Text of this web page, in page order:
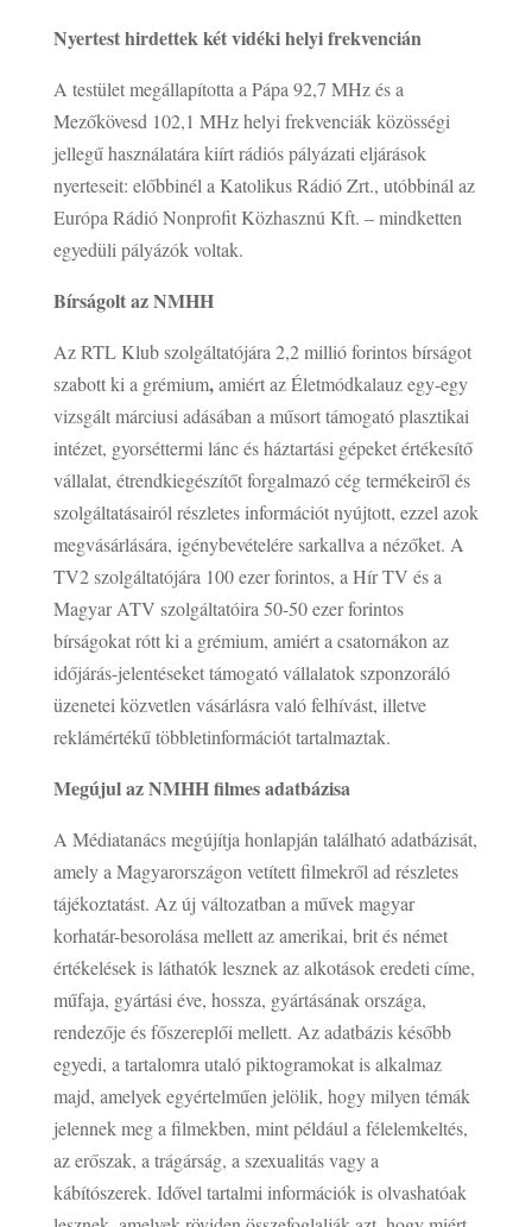
Nyertest hirdettek két vidéki helyi frekvencián
A testület megállapította a Pápa 92,7 MHz és a
Mezőkövesd 102,1 MHz helyi frekvenciák közösségi
jellegű használatára kiírt rádiós pályázati eljárások
nyerteseit: előbbinél a Katolikus Rádió Zrt., utóbbinál az
Európa Rádió Nonprofit Közhasznú Kft. – mindketten
egyedüli pályázók voltak.
Bírságolt az NMHH
Az RTL Klub szolgáltatójára 2,2 millió forintos bírságot
szabott ki a grémium,amiért az Életmódkalauz egy-egy
vizsgált márciusi adásában a műsort támogató plasztikai
intézet, gyorséttermi lánc és háztartási gépeket értékesítő
vállalat, étrendkiegészítőt forgalmazó cég termékeiről és
szolgáltatásairól részletes információt nyújtott, ezzel azok
megvásárlására, igénybevételére sarkallva a nézőket. A
TV2 szolgáltatójára 100 ezer forintos, a Hír TV és a
Magyar ATV szolgáltatóira 50-50 ezer forintos
bírságokat rótt ki a grémium, amiért a csatornákon az
időjárás-jelentéseket támogató vállalatok szponzoráló
üzenetei közvetlen vásárlásra való felhívást, illetve
reklámértékű többletinformációt tartalmaztak.
Megújul az NMHH filmes adatbázisa
A Médiatanács megújítja honlapján található adatbázisát,
amely a Magyarországon vetített filmekről ad részletes
tájékoztatást. Az új változatban a művek magyar
korhatár-besorolása mellett az amerikai, brit és német
értékelések is láthatók lesznek az alkotások eredeti címe,
műfaja, gyártási éve, hossza, gyártásának országa,
rendezője és főszereplői mellett. Az adatbázis később
egyedi, a tartalomra utaló piktogramokat is alkalmaz
majd, amelyek egyértelműen jelölik, hogy milyen témák
jelennek meg a filmekben, mint például a félelemkeltés,
az erőszak, a trágárság, a szexualitás vagy a
kábítószerek. Idővel tartalmi információk is olvashatóak